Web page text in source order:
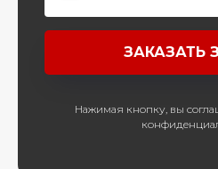
ЗАКАЗАТЬ
Нажимая кнопку, вы